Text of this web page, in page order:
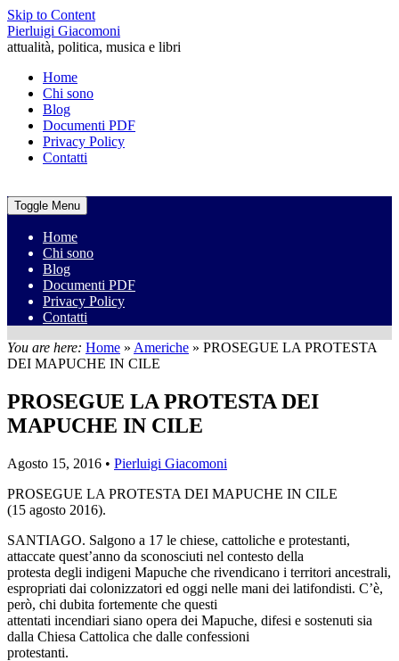
Skip to Content
Pierluigi Giacomoni
attualità, politica, musica e libri
Home
Chi sono
Blog
Documenti PDF
Privacy Policy
Contatti
Toggle Menu
Home
Chi sono
Blog
Documenti PDF
Privacy Policy
Contatti
You are here: Home » Americhe » PROSEGUE LA PROTESTA
DEI MAPUCHE IN CILE
PROSEGUE LA PROTESTA DEI
MAPUCHE IN CILE
Agosto 15, 2016 • Pierluigi Giacomoni
PROSEGUE LA PROTESTA DEI MAPUCHE IN CILE
(15 agosto 2016).
SANTIAGO. Salgono a 17 le chiese, cattoliche e protestanti,
attaccate quest’anno da sconosciuti nel contesto della
protesta degli indigeni Mapuche che rivendicano i territori ancestrali,
espropriati dai colonizzatori ed oggi nelle mani dei latifondisti. C’è,
però, chi dubita fortemente che questi
attentati incendiari siano opera dei Mapuche, difesi e sostenuti sia
dalla Chiesa Cattolica che dalle confessioni
protestanti.